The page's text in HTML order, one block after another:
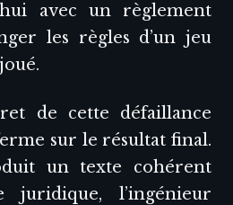
avec un règlement
les règles d’un jeu
de cette défaillance
sur le résultat final.
un texte cohérent
juridique, l’ingénieur